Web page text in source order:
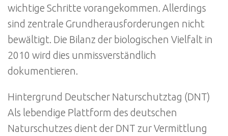
wichtige Schritte vorangekommen. Allerdings
sind zentrale Grundherausforderungen nicht
bewältigt. Die Bilanz der biologischen Vielfalt in
2010 wird dies unmissverständlich
dokumentieren.
Hintergrund Deutscher Naturschutztag (DNT)
Als lebendige Plattform des deutschen
Naturschutzes dient der DNT zur Vermittlung